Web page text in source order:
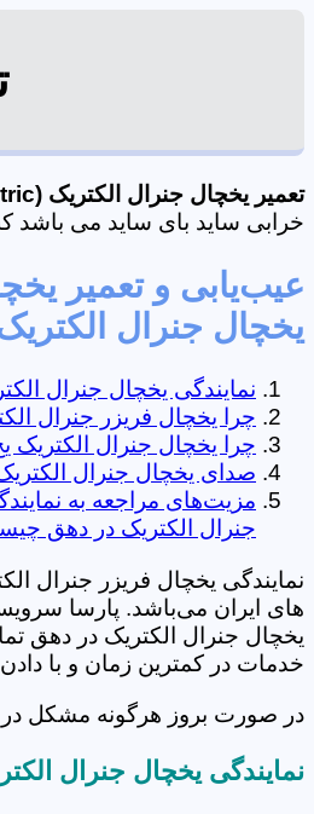
تعمیر یخچال جنرال الکتریک (General Electric) در دهق در استان اصفهان
خرابی ساید بای ساید می باشد که می
یخچال جنرال
نمایندگی یخچال جنرال
چرا یخچال فریزر جنرال
چرا یخچال جنرال الکتریک
صدای یخچال جنرال
مزیت‌های مراجعه به
جنرال الکتریک در دهق
نمایندگی یخچال فریزر جنرال
های ایران می‌باشد. پارسا
یخچال جنرال الکتریک در دهق
خدمات در کمترین زمان و با
در صورت بروز هرگونه مشکل در
نمایندگی یخچال جنرال